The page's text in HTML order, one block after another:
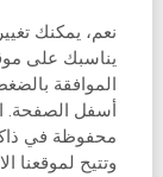
نعم، يمكنك
يناسبك على
الموافقة
أسفل الصفحة.
محفوظة في
وتتيح لموقعنا